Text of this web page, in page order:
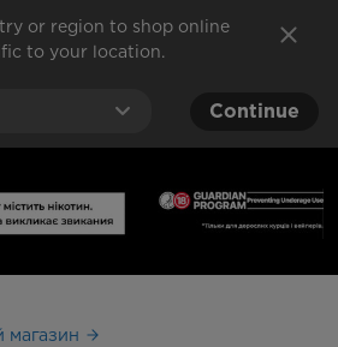
or region to shop online
to your location.
Continue
contains nicotine.
магазин